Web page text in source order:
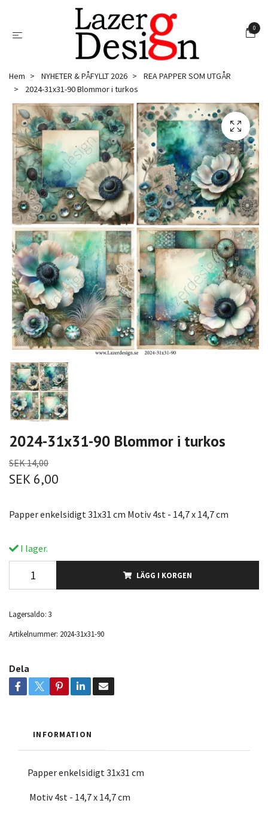
0
Hem NYHETER & PÅFYLLT 2026
REA PAPPER SOM UTGÅR
2024-31x31-90 Blommor i turkos
2024-31x31-90 Blommor i turkos
SEK 14,00
SEK 6,00
Papper enkelsidigt 31x31 cm Motiv 4st - 14,7 x 14,7 cm
I lager.
LÄGG I KORGEN
Lagersaldo: 3
Artikelnummer: 2024-31x31-90
Dela
INFORMATION
Papper enkelsidigt 31x31 cm
Motiv 4st - 14,7 x 14,7 cm